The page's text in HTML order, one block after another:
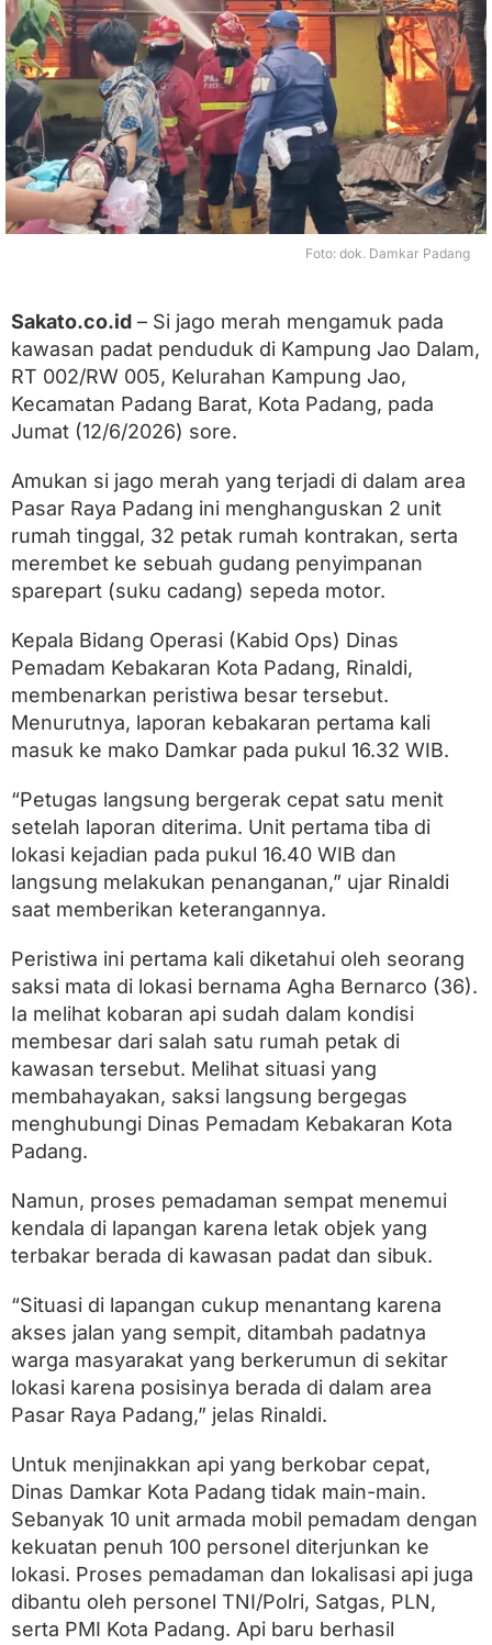
h
a
n
R
u
m
a
h
P
e
t
a
d
s
D
l
a
a
p
S
a
g
M
e
r
h
d
i
d
a
n
Foto: dok. Damkar Padang
Sakato.co.id – Si jago merah mengamuk pada
kawasan padat penduduk di Kampung Jao Dalam,
RT 002/RW 005, Kelurahan Kampung Jao,
Kecamatan Padang Barat, Kota Padang, pada
Jumat (12/6/2026) sore.
Amukan si jago merah yang terjadi di dalam area
Pasar Raya Padang ini menghanguskan 2 unit
rumah tinggal, 32 petak rumah kontrakan, serta
merembet ke sebuah gudang penyimpanan
sparepart (suku cadang) sepeda motor.
Kepala Bidang Operasi (Kabid Ops) Dinas
Pemadam Kebakaran Kota Padang, Rinaldi,
membenarkan peristiwa besar tersebut.
Menurutnya, laporan kebakaran pertama kali
masuk ke mako Damkar pada pukul 16.32 WIB.
“Petugas langsung bergerak cepat satu menit
setelah laporan diterima. Unit pertama tiba di
lokasi kejadian pada pukul 16.40 WIB dan
langsung melakukan penanganan,” ujar Rinaldi
saat memberikan keterangannya.
Peristiwa ini pertama kali diketahui oleh seorang
saksi mata di lokasi bernama Agha Bernarco (36).
Ia melihat kobaran api sudah dalam kondisi
membesar dari salah satu rumah petak di
kawasan tersebut. Melihat situasi yang
membahayakan, saksi langsung bergegas
menghubungi Dinas Pemadam Kebakaran Kota
Padang.
Namun, proses pemadaman sempat menemui
kendala di lapangan karena letak objek yang
terbakar berada di kawasan padat dan sibuk.
“Situasi di lapangan cukup menantang karena
akses jalan yang sempit, ditambah padatnya
warga masyarakat yang berkerumun di sekitar
lokasi karena posisinya berada di dalam area
Pasar Raya Padang,” jelas Rinaldi.
Untuk menjinakkan api yang berkobar cepat,
Dinas Damkar Kota Padang tidak main-main.
Sebanyak 10 unit armada mobil pemadam dengan
kekuatan penuh 100 personel diterjunkan ke
lokasi. Proses pemadaman dan lokalisasi api juga
dibantu oleh personel TNI/Polri, Satgas, PLN,
serta PMI Kota Padang. Api baru berhasil